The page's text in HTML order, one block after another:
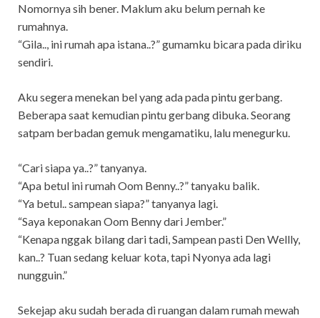
Nomornya sih bener. Maklum aku belum pernah ke
rumahnya.
“Gila.., ini rumah apa istana..?” gumamku bicara pada diriku
sendiri.
Aku segera menekan bel yang ada pada pintu gerbang.
Beberapa saat kemudian pintu gerbang dibuka. Seorang
satpam berbadan gemuk mengamatiku, lalu menegurku.
“Cari siapa ya..?” tanyanya.
“Apa betul ini rumah Oom Benny..?” tanyaku balik.
“Ya betul.. sampean siapa?” tanyanya lagi.
“Saya keponakan Oom Benny dari Jember.”
“Kenapa nggak bilang dari tadi, Sampean pasti Den Wellly,
kan..? Tuan sedang keluar kota, tapi Nyonya ada lagi
nungguin.”
Sekejap aku sudah berada di ruangan dalam rumah mewah